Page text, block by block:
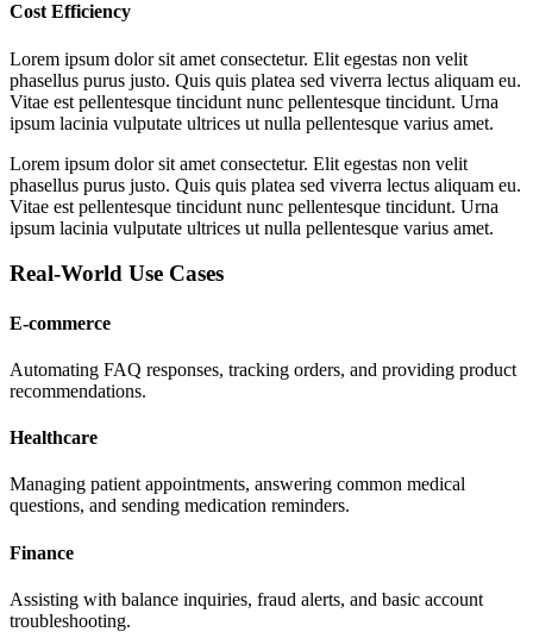
Cost Efficiency
Lorem ipsum dolor sit amet consectetur. Elit egestas non velit
phasellus purus justo. Quis quis platea sed viverra lectus aliquam eu.
Vitae est pellentesque tincidunt nunc pellentesque tincidunt. Urna
ipsum lacinia vulputate ultrices ut nulla pellentesque varius amet.
Lorem ipsum dolor sit amet consectetur. Elit egestas non velit
phasellus purus justo. Quis quis platea sed viverra lectus aliquam eu.
Vitae est pellentesque tincidunt nunc pellentesque tincidunt. Urna
ipsum lacinia vulputate ultrices ut nulla pellentesque varius amet.
Real-World Use Cases
E-commerce
Automating FAQ responses, tracking orders, and providing product
recommendations.
Healthcare
Managing patient appointments, answering common medical
questions, and sending medication reminders.
Finance
Assisting with balance inquiries, fraud alerts, and basic account
troubleshooting.